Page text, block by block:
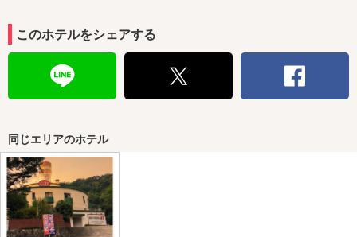
このホテルをシェアする
同じエリアのホテル